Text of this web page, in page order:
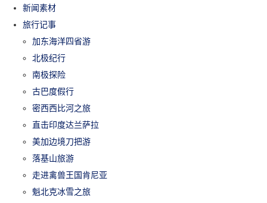
新闻素材
旅行记事
加东海洋四省游
北极纪行
南极探险
古巴度假行
密西西比河之旅
直击印度达兰萨拉
美加边境刀把游
落基山旅游
走进禽兽王国肯尼亚
魁北克冰雪之旅